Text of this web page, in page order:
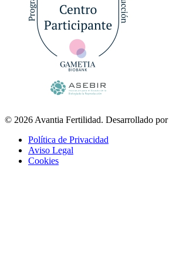
© 2026 Avantia Fertilidad. Desarrollado por
Política de Privacidad
Aviso Legal
Cookies